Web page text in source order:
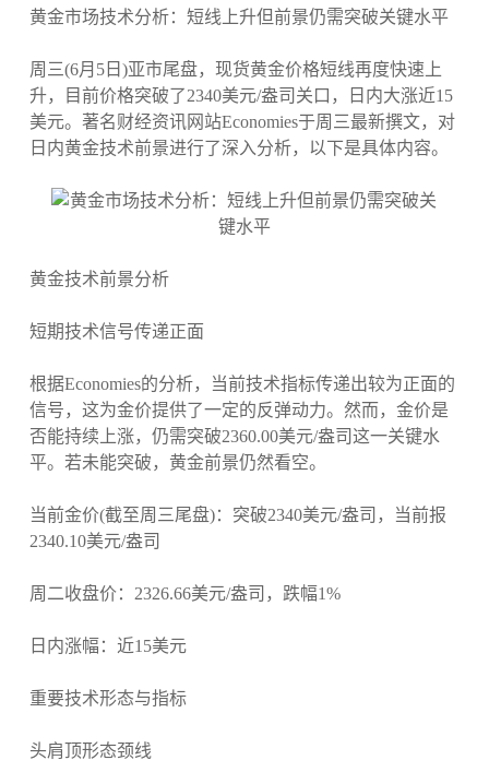
黄金市场技术分析：短线上升但前景仍需突破关键水平
周三(6月5日)亚市尾盘，现货黄金价格短线再度快速上
升，目前价格突破了2340美元/盎司关口，日内大涨近15
美元。著名财经资讯网站Economies于周三最新撰文，对
日内黄金技术前景进行了深入分析，以下是具体内容。
黄金技术前景分析
短期技术信号传递正面
根据Economies的分析，当前技术指标传递出较为正面的
信号，这为金价提供了一定的反弹动力。然而，金价是
否能持续上涨，仍需突破2360.00美元/盎司这一关键水
平。若未能突破，黄金前景仍然看空。
当前金价(截至周三尾盘)：突破2340美元/盎司，当前报
2340.10美元/盎司
周二收盘价：2326.66美元/盎司，跌幅1%
日内涨幅：近15美元
重要技术形态与指标
头肩顶形态颈线